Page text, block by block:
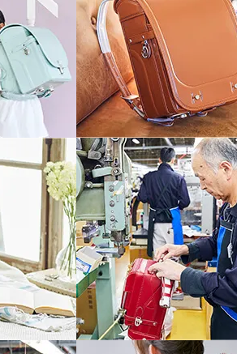
Play
縮して衝撃